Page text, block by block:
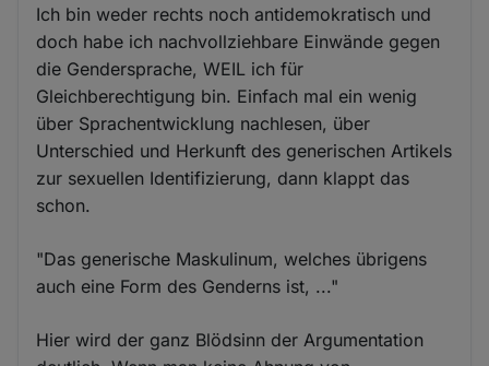
Ich bin weder rechts noch antidemokratisch und
doch habe ich nachvollziehbare Einwände gegen
die Gendersprache, WEIL ich für
Gleichberechtigung bin. Einfach mal ein wenig
über Sprachentwicklung nachlesen, über
Unterschied und Herkunft des generischen Artikels
zur sexuellen Identifizierung, dann klappt das
schon.
"Das generische Maskulinum, welches übrigens
auch eine Form des Genderns ist, ..."
Hier wird der ganz Blödsinn der Argumentation